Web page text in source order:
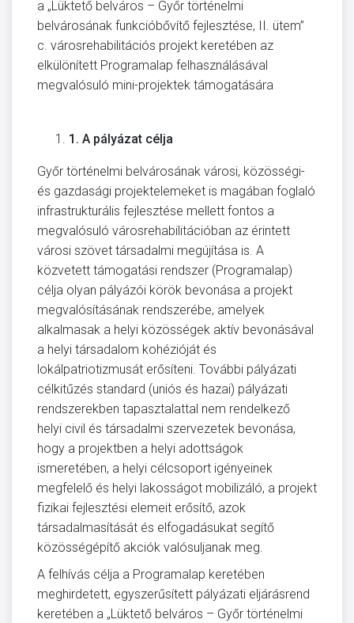
a „Lüktető belváros – Győr történelmi
belvárosának funkcióbővítő fejlesztése, II. ütem”
c. városrehabilitációs projekt keretében az
elkülönített Programalap felhasználásával
megvalósuló mini-projektek támogatására
1. A pályázat célja
Győr történelmi belvárosának városi, közösségi-
és gazdasági projektelemeket is magában foglaló
infrastrukturális fejlesztése mellett fontos a
megvalósuló városrehabilitációban az érintett
városi szövet társadalmi megújítása is. A
közvetett támogatási rendszer (Programalap)
célja olyan pályázói körök bevonása a projekt
megvalósításának rendszerébe, amelyek
alkalmasak a helyi közösségek aktív bevonásával
a helyi társadalom kohézióját és
lokálpatriotizmusát erősíteni. További pályázati
célkitűzés standard (uniós és hazai) pályázati
rendszerekben tapasztalattal nem rendelkező
helyi civil és társadalmi szervezetek bevonása,
hogy a projektben a helyi adottságok
ismeretében, a helyi célcsoport igényeinek
megfelelő és helyi lakosságot mobilizáló, a projekt
fizikai fejlesztési elemeit erősítő, azok
társadalmasítását és elfogadásukat segítő
közösségépítő akciók valósuljanak meg.
A felhívás célja a Programalap keretében
meghirdetett, egyszerűsített pályázati eljárásrend
keretében a „Lüktető belváros – Győr történelmi